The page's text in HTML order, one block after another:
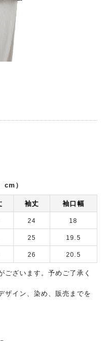
cm）
袖丈 袖口幅
24 18
25 19.5
26 20.5
ざいます。予めご了承く
ザイン、染め、販売までを